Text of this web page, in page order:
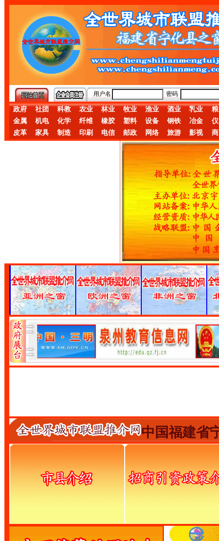
用户名 密码
政府 社团 科教 农业 林业 牧业 渔业 酒业 乳业
金属
机电 化学 纤维 橡胶 塑料 设备 钢铁 冶金
皮革
家具 制造 印刷 电信 邮政 网络 旅游 影视
中国福建省